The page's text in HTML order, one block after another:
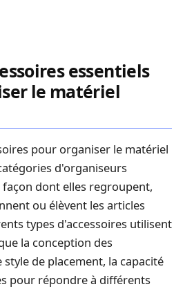
essentiels
le matériel
pour organiser le matériel
d'organiseurs
dont elles regroupent,
ou élèvent les articles
types d'accessoires utilisent
la conception des
de placement, la capacité
pour répondre à différents